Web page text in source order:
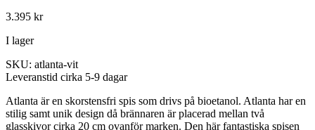
3.395 kr
I lager
SKU: atlanta-vit
Leveranstid cirka 5-9 dagar
Atlanta är en skorstensfri spis som drivs på bioetanol. Atlanta har en
stilig samt unik design då brännaren är placerad mellan två
glasskivor cirka 20 cm ovanför marken. Den här fantastiska spisen